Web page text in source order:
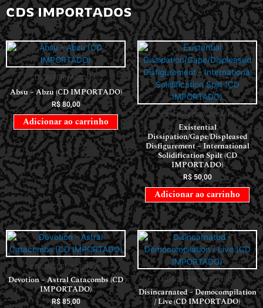
CDS IMPORTADOS
CDS INTERNACIONAIS
Absu – Abzu (CD IMPORTADO)
R$80,00
Adicionar ao carrinho
CDS INTERNACIONAIS
Existential
Dissipation/Gape/Displeased
Disfigurement – International
Solidification Spilt (CD
IMPORTADO)
R$50,00
Adicionar ao carrinho
CDS INTERNACIONAIS
Devotion – Astral Catacombs (CD
IMPORTADO)
R$85,00
CDS INTERNACIONAIS
Disincarnated – Democompilation
/ Live (CD IMPORTADO)